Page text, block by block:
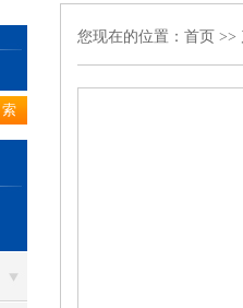
您现在的位置： 首页 >>